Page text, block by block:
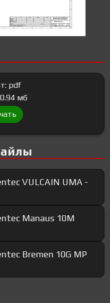
pdf
мб
VULCAIN UMA -
Manaus 10M
Bremen 10G MP